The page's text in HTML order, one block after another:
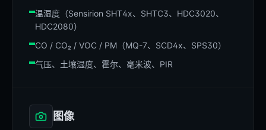
温湿度（Sensirion SHT4x、SHTC3、HDC3020、
HDC2080）
CO / CO₂ / VOC / PM（MQ-7、SCD4x、SPS30）
气压、土壤湿度、霍尔、毫米波、PIR
图像